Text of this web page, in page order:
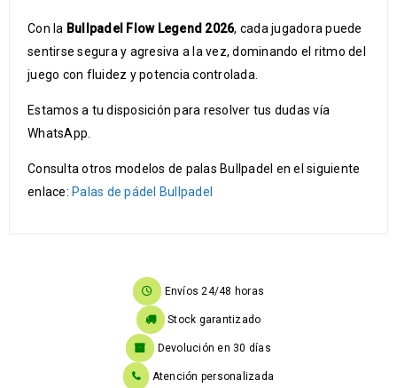
Con la Bullpadel Flow Legend 2026, cada jugadora puede
sentirse segura y agresiva a la vez, dominando el ritmo del
juego con fluidez y potencia controlada.
Estamos a tu disposición para resolver tus dudas vía
WhatsApp.
Consulta otros modelos de palas Bullpadel en el siguiente
enlace: Palas de pádel Bullpadel
Envíos 24/48 horas
Stock garantizado
Devolución en 30 días
Atención personalizada